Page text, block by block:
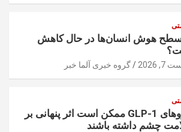
سطح هوش انسان‌ها در حال کاهش
2026 گروه خبری آلما خبر
داروهای GLP-1 ممکن است اثر پنهانی بر
چشم داشته باشند